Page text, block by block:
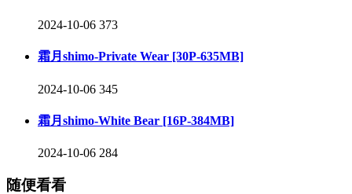
2024-10-06 373
霜月shimo-Private Wear [30P-635MB]
2024-10-06 345
霜月shimo-White Bear [16P-384MB]
2024-10-06 284
随便看看